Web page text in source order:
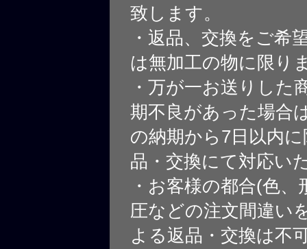
致します。
・返品、交換をご希
は無加工の物に限り
・万が一お送りした
期不良があった場合
の納期から7日以内
品・交換にて対応い
・お客様の都合(色、
圧などの注文間違い
よる返品・交換は不